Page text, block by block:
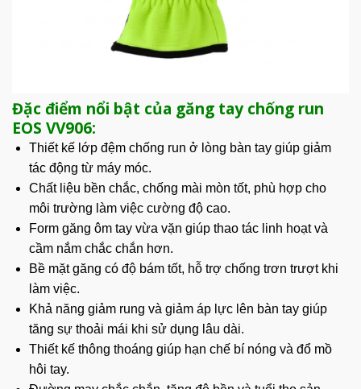
Đặc điểm nổi bật của găng tay chống run
EOS VV906:
Thiết kế lớp đệm chống run ở lòng bàn taygiúp giảm
tác động từ máy móc.
Chất liệu bền chắc, chống mài mòn tốt, phù hợp cho
môi trường làm việc cường độ cao.
Form găng ôm tay vừa vặn giúp thao táclinh hoạt và
cầm nắm chắc chắn hơn.
Bề mặt găng có độ bám tốt, hỗ trợ chống trơn trượt khi
làm việc.
Khả năng giảm rung và giảm áp lực lên bàn tay giúp
tăng sự thoải mái khi sử dụng lâu dài.
Thiết kế thông thoáng giúp hạn chế bí nóng và đổ mồ
hôi tay.